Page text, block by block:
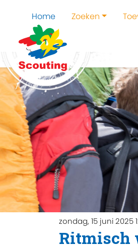
Home Zoeken
zondag, 15 juni 2025
Ritmisch